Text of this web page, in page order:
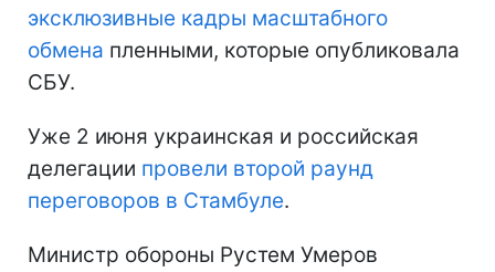
эксклюзивные кадры масштабного
обмена пленными, которые опубликовала
СБУ.
Уже 2 июня украинская и российская
делегации провели второй раунд
переговоров в Стамбуле.
Министр обороны Рустем Умеров